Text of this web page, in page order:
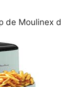
de Moulinex